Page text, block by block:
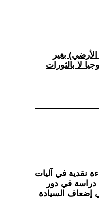
بغير
لا بالثورات
نقدية في آليات
دراسة في دور
إضعاف السيادة